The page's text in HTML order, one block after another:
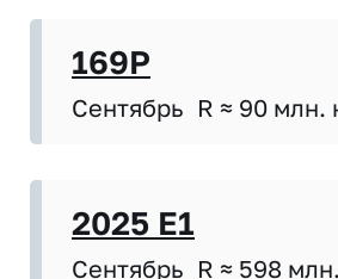
169P
Сентябрь R ≈ 90 млн.
2025 E1
Сентябрь R ≈ 598